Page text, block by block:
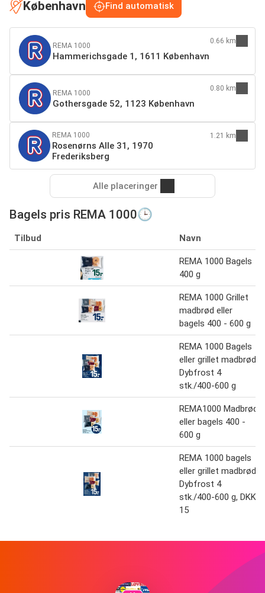
København Find automatisk
REMA 1000
Hammerichsgade 1, 1611 København
0.66 km
REMA 1000
Gothersgade 52, 1123 København
0.80 km
REMA 1000
Rosenørns Alle 31, 1970
Frederiksberg
1.21 km
Alle placeringer
Bagels pris REMA 1000🕒
Tilbud Navn
REMA 1000 Bagels
400 g
REMA 1000 Grillet
madbrød eller
bagels 400 - 600 g
REMA 1000 Bagels
eller grillet madbrød
Dybfrost 4
stk./400-600 g
REMA1000 Madbrød
eller bagels 400 -
600 g
REMA 1000 bagels
eller grillet madbrød
Dybfrost 4
stk./400-600 g, DKK
15